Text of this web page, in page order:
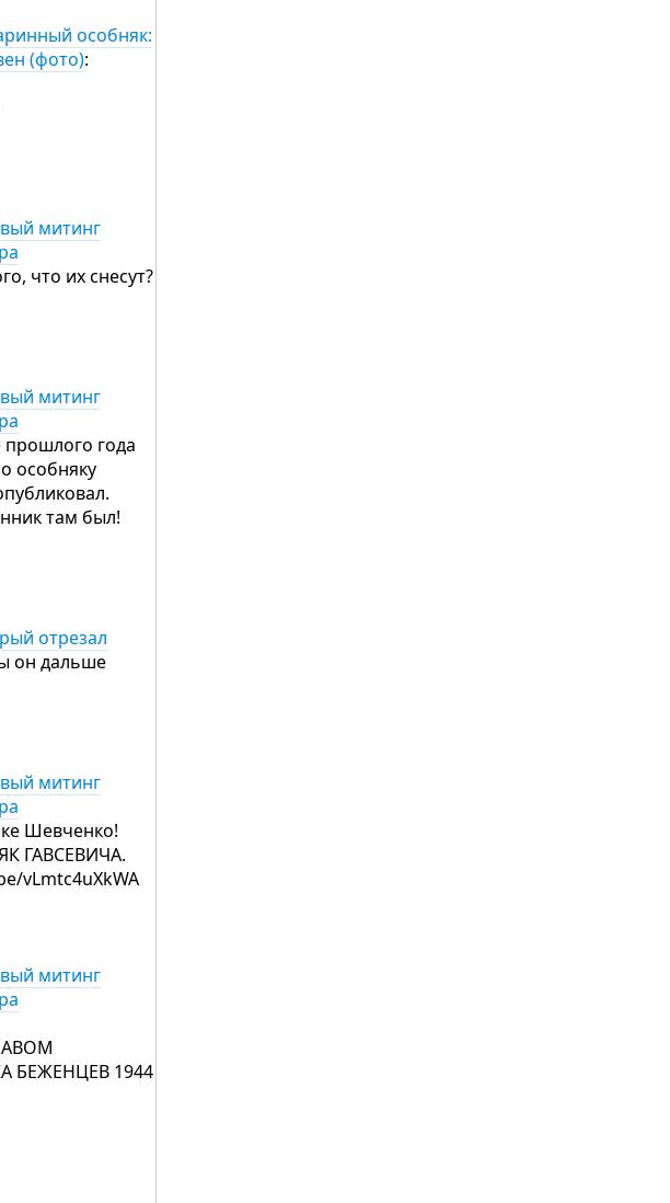
особняк:
(фото):
митинг
что их снесут?
митинг
прошлого года
особняку
там был!
отрезал
он дальше
митинг
Шевченко!
ГАВСЕВИЧА.
митинг
БЕЖЕНЦЕВ 1944